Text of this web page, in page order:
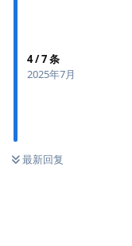
4/7条
2025年7月
最新回复